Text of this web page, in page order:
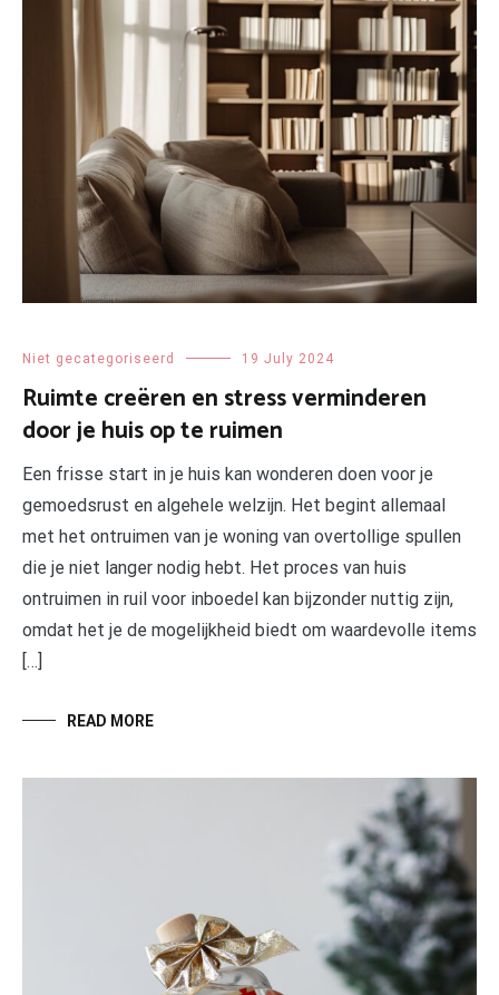
Niet gecategoriseerd 19 July 2024
Ruimte creëren en stress verminderen
door je huis op te ruimen
Een frisse start in je huis kan wonderen doen voor je
gemoedsrust en algehele welzijn. Het begint allemaal
met het ontruimen van je woning van overtollige spullen
die je niet langer nodig hebt. Het proces van huis
ontruimen in ruil voor inboedel kan bijzonder nuttig zijn,
omdat het je de mogelijkheid biedt om waardevolle items
[…]
READ MORE